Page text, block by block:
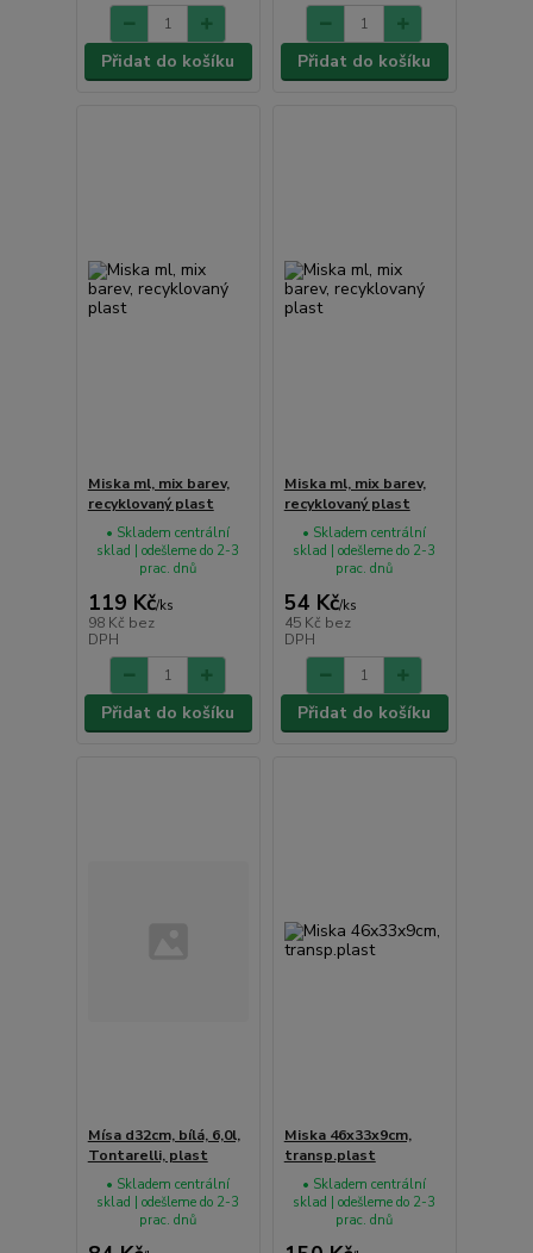
Přidat do košíku Přidat do košíku
Miska ml, mix barev,
recyklovaný plast
119 Kč/ks
98 Kč bez
DPH
• Skladem centrální
sklad | odešleme do 2-3
prac. dnů
Přidat do košíku
Miska ml, mix barev,
recyklovaný plast
54 Kč/ks
45 Kč bez
DPH
• Skladem centrální
sklad | odešleme do 2-3
prac. dnů
Přidat do košíku
Mísa d32cm, bílá, 6,0l,
Tontarelli, plast
• Skladem centrální
sklad | odešleme do 2-3
prac. dnů
Miska 46x33x9cm,
transp.plast
• Skladem centrální
sklad | odešleme do 2-3
prac. dnů